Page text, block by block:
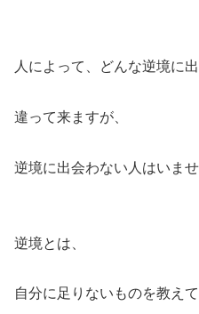
人によって、どんな逆境に出
違って来ますが、
逆境に出会わない人はいませ
逆境とは、
自分に足りないものを教え